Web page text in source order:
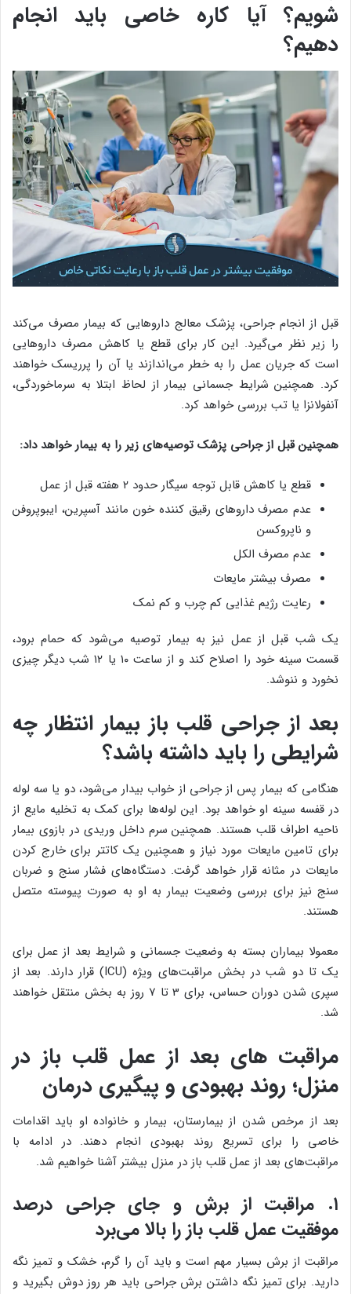
شویم؟ آیا کاره خاصی باید انجام
دهیم؟
قبل از انجام جراحی، پزشک معالج داروهایی که بیمار مصرف می‌کند
را زیر نظر می‌گیرد. این کار برای قطع یا کاهش مصرف داروهایی
است که جریان عمل را به خطر می‌اندازند یا آن را پرریسک خواهند
کرد. همچنین شرایط جسمانی بیمار از لحاظ ابتلا به سرماخوردگی،
آنفولانزا یا تب بررسی خواهد کرد.
همچنین قبل از جراحی پزشک توصیه‌های زیر را به بیمار خواهد داد:
قطع یا کاهش قابل توجه سیگار حدود ۲ هفته قبل از عمل
عدم مصرف داروهای رقیق کننده خون مانند آسپرین، ایبوپروفن
و ناپروکسن
عدم مصرف الکل
مصرف بیشتر مایعات
رعایت رژیم غذایی کم چرب و کم نمک
یک شب قبل از عمل نیز به بیمار توصیه می‌شود که حمام برود،
قسمت سینه خود را اصلاح کند و از ساعت ۱۰ یا ۱۲ شب دیگر چیزی
نخورد و ننوشد.
بعد از جراحی قلب باز بیمار انتظار چه
شرایطی را باید داشته باشد؟
هنگامی که بیمار پس از جراحی از خواب بیدار می‌شود، دو یا سه لوله
در قفسه سینه او خواهد بود. این لوله‌ها برای کمک به تخلیه مایع از
ناحیه اطراف قلب هستند. همچنین سرم داخل وریدی در بازوی بیمار
برای تامین مایعات مورد نیاز و همچنین یک کاتتر برای خارج کردن
مایعات در مثانه قرار خواهد گرفت. دستگاه‌های فشار سنج و ضربان
سنج نیز برای بررسی وضعیت بیمار به او به صورت پیوسته متصل
هستند.
معمولا بیماران بسته به وضعیت جسمانی و شرایط بعد از عمل برای
یک تا دو شب در بخش مراقبت‌های ویژه (ICU) قرار دارند. بعد از
سپری شدن دوران حساس، برای 3 تا 7 روز به بخش منتقل خواهند
شد.
مراقبت های بعد از عمل قلب باز در
منزل؛ روند بهبودی و پیگیری درمان
بعد از مرخص شدن از بیمارستان، بیمار و خانواده او باید اقدامات
خاصی را برای تسریع روند بهبودی انجام دهند. در ادامه با
مراقبت‌های بعد از عمل قلب باز در منزل بیشتر آشنا خواهیم شد.
۱. مراقبت از برش و جای جراحی درصد
موفقیت عمل قلب باز را بالا می‌برد
مراقبت از برش بسیار مهم است و باید آن را گرم، خشک و تمیز نگه
دارید. برای تمیز نگه داشتن برش جراحی باید هر روز دوش بگیرید و